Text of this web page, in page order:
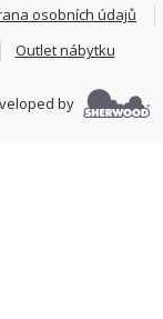
osobních údajů
Outlet nábytku
by